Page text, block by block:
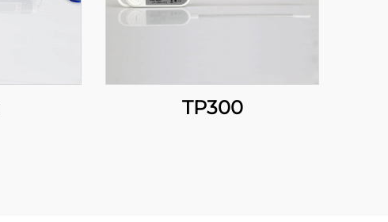
TP300